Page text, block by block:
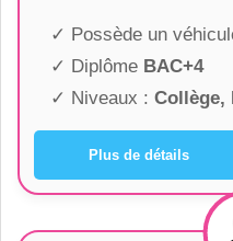
✓ Possède un
✓ Diplôme BAC+4
✓ Niveaux : Collège,
Plus de détails